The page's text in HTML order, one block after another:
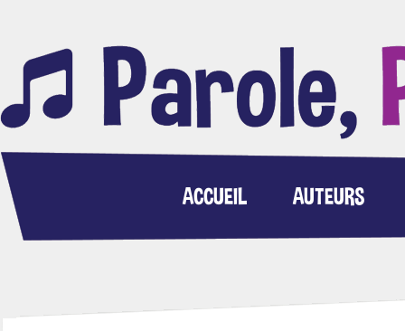
ACCUEIL AUTEURS